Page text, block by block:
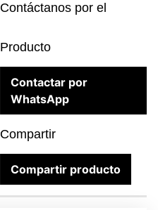
Contáctanos por el
Producto
Contactar por
WhatsApp
Compartir
Compartir producto